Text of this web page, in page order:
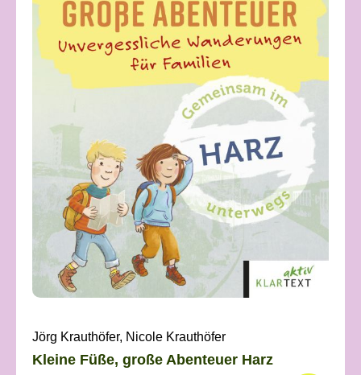
Jörg Krauthöfer, Nicole Krauthöfer
Kleine Füße, große Abenteuer Harz